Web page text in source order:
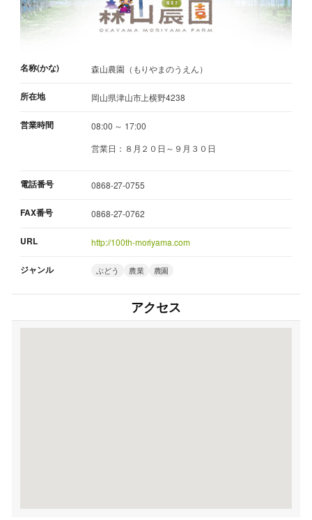
名称(かな) 森山農園（もりやまのうえん）
所在地 岡山県津山市上横野4238
営業時間
08:00 ～ 17:00
営業日：８月２０日～９月３０日
電話番号 0868-27-0755
FAX番号 0868-27-0762
URL http://100th-moriyama.com
ジャンル ぶどう 農業 農園
アクセス